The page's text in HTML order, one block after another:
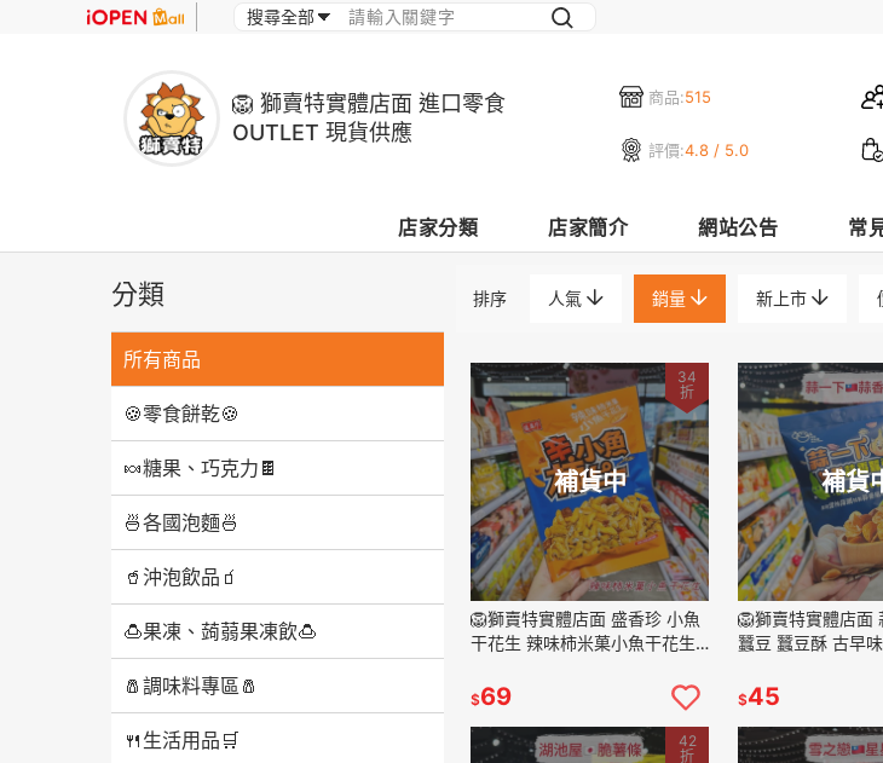
商品:515
評價:4.8 / 5.0
🦁 獅賣特實體店面 進口零食
OUTLET 現貨供應
店家分類 店家簡介 網站公告 常
分類
所有商品
🍪零食餅乾🍪
🍬糖果、巧克力🍫
🍜各國泡麵🍜
🥤沖泡飲品🧃
🍮果凍、蒟蒻果凍飲🍮
🧂調味料專區🧂
🍴生活用品🛒
排序 人氣 銷量 新上市
補貨中
34
折
🦁獅賣特實體店面 盛香珍 小魚
干花生 辣味柿米菓小魚干花生
點心 休閒零食
$69
補貨
🦁獅賣特實體店面
蠶豆 蠶豆酥 古早
$45
42
折